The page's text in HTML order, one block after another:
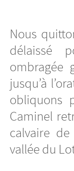
Nous
délaissé
ombragée
jusqu’à
obliquons
Caminel
calvaire
vallée du